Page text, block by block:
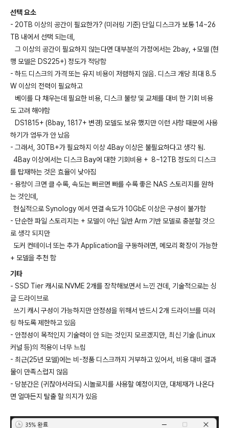
선택 요소
- 20TB 이상의 공간이 필요한가? (미러링 기준) 단일 디스크가 보통 14~26
TB 내에서 선택 되는데,
그 이상의 공간이 필요하지 않는다면 대부분의 가정에서는 2bay, +모델 (현
행 모델은 DS225+) 정도가 적당함
- 하드 디스크의 가격 또는 유지 비용이 저렴하지 않음. 디스크 개당 최대 8.5
W 이상의 전력이 필요하고
베이를 다 채우는데 필요한 비용, 디스크 불량 및 교체를 대비 한 기회 비용
도 고려 해야함
DS1815+ (8bay, 1817+ 변경) 모델도 보유 했지만 이런 사항 때문에 사용
하기가 엄두가 안 났음
- 그래서, 30TB+가 필요하지 이상 4Bay 이상은 불필요하다고 생각 됨.
4Bay 이상에서는 디스크 Bay에 대한 기회비용 + 8~12TB 정도의 디스크
를 탑재하는 것은 효율이 낮아짐
- 용량이 크면 클 수록, 속도는 빠르면 빠를 수록 좋은 NAS 스토리지를 원하
는 것인데,
현실적으로 Synology 에서 연결 속도가 10GbE 이상은 구성이 불가함
- 단순한 파일 스토리지는 + 모델이 아닌 일반 Arm 기반 모델로 충분할 것으
로 생각 되지만
도커 컨테이너 또는 추가 Application을 구동하려면, 메모리 확장이 가능한
+ 모델을 추천 함
기타
- SSD Tier 캐시로 NVME 2개를 장착해보면서 느낀 건데, 기술적으로는 싱
글 드라이브로
쓰기 캐시 구성이 가능하지만 안정성을 위해서 반드시 2개 드라이브를 미러
링 하도록 제한하고 있음
- 안정성이 목적인지 기술력이 안 되는 것인지 모르겠지만, 최신 기술 (Linux
커널 등)의 적용이 너무 느림
- 최근(25년 모델)에는 비-정품 디스크까지 거부하고 있어서, 비용 대비 결과
물이 만족스럽지 않음
- 당분간은 (귀찮아서라도) 시놀로지를 사용할 예정이지만, 대체재가 나온다
면 얼마든지 탈출 할 의지가 있음